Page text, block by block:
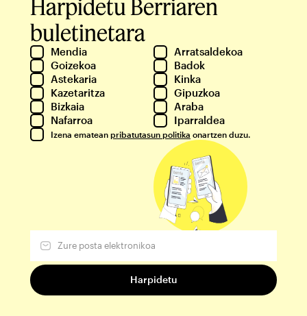
Harpidetu Berriaren
buletinetara
Mendia
Arratsaldekoa
Goizekoa
Badok
Astekaria
Kinka
Kazetaritza
Gipuzkoa
Bizkaia
Araba
Nafarroa
Iparraldea
Izena ematean pribatutasun politika onartzen duzu.